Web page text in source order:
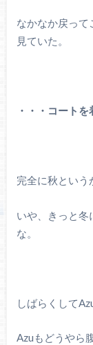
なかなか戻って
見ていた。
・・・コートを
完全に秋という
いや、きっと冬
な。
しばらくして
Azuもどうやら